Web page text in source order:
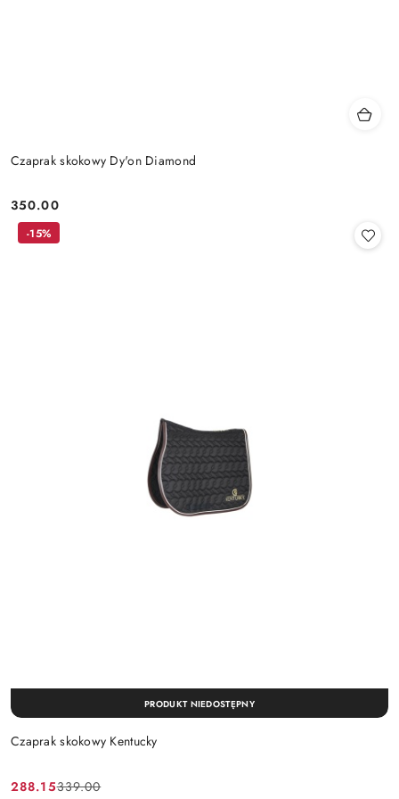
Czaprak skokowy Dy'on Diamond
Cena:
350.00
Czaprak skokowy Kentucky
288.15339.00
-15%
PRODUKT NIEDOSTĘPNY